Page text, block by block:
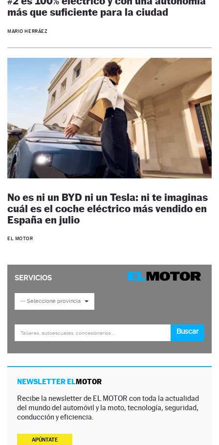
más que suficiente para la ciudad
MARIO HERRÁEZ
No es ni un BYD ni un Tesla: ni te imaginas
cuál es el coche eléctrico más vendido en
España en julio
EL MOTOR
NEWSLETTER ELMOTOR
Recibe la newsletter de EL MOTOR con toda la actualidad
del mundo del automóvil y la moto, tecnología, seguridad,
conducción y eficiencia.
APÚNTATE